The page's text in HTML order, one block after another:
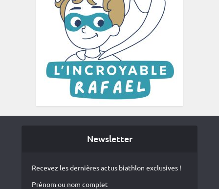
Newsletter
Recevez les dernières actus biathlon exclusives !
Prénom ou nom complet